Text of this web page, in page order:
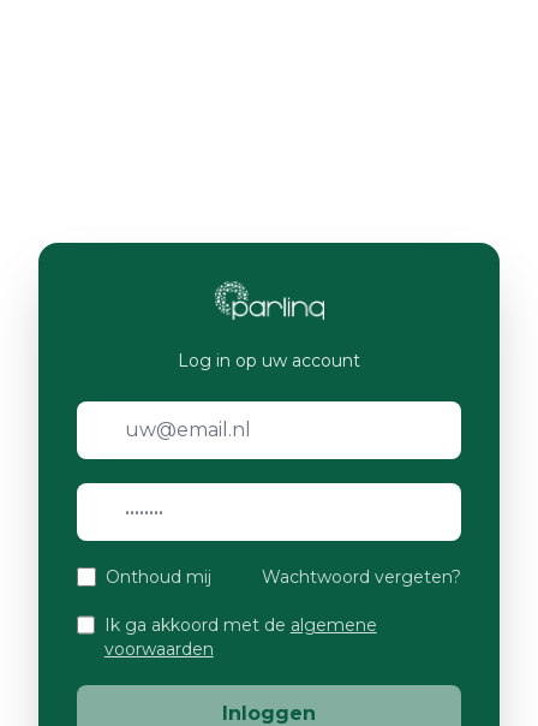
Log in op uw account
Onthoud mij Wachtwoord vergeten?
Ik ga akkoord met de algemene
voorwaarden
Inloggen